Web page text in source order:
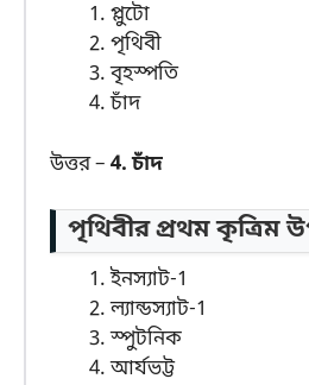
প্লুটো
পৃথিবী
বৃহস্পতি
চাঁদ
উত্তর – 4. চাঁদ
পৃথিবীর প্রথম কৃত্রিম
ইনস্যাট-1
ল্যান্ডস্যাট-1
স্পুটনিক
আর্যভট্ট